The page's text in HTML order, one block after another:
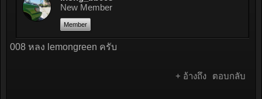
New Member
Member
008 หลง lemongreen ครับ
+ อ้างถึง ตอบกลับ